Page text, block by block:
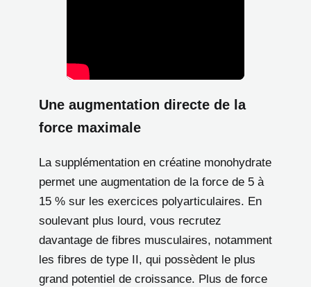
Une augmentation directe de la
force maximale
La supplémentation en créatine monohydrate
permet une augmentation de la force de 5 à
15 % sur les exercices polyarticulaires. En
soulevant plus lourd, vous recrutez
davantage de fibres musculaires, notamment
les fibres de type II, qui possèdent le plus
grand potentiel de croissance. Plus de force